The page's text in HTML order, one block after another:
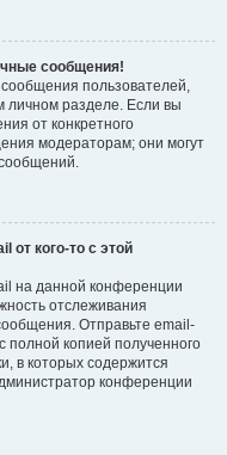
сообщения!
пользователей,
личном разделе. Если вы
от конкретного
модераторам; они могут
от кого-то с этой
на данной конференции
отслеживания
Отправьте email-
копией полученного
в которых содержится
конференции